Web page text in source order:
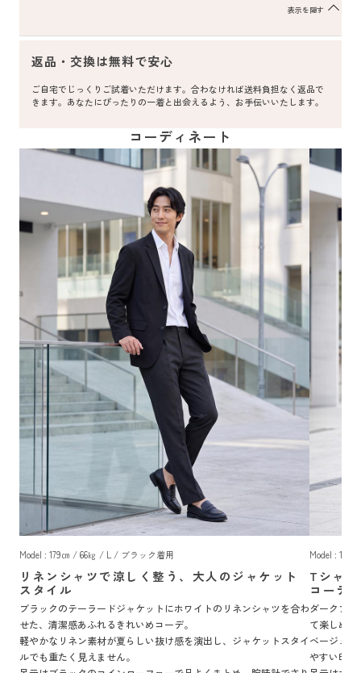
表示を隠す
返品・交換は無料で安心
ご自宅でじっくりご試着いただけます。合わなければ送料負担なく返品で
きます。あなたにぴったりの一着と出会えるよう、お手伝いいたします。
コーディネート
Model : 179㎝ / 66㎏ / L / ブラック着用
リネンシャツで涼しく整う、大人のジャケット
スタイル
ブラックのテーラードジャケットにホワイトのリネンシャツを合わ
せた、清潔感あふれるきれいめコーデ。
軽やかなリネン素材が夏らしい抜け感を演出し、ジャケットスタイ
ルでも重たく見えません。
Model : 179
Tシャ
コーデ
ダークブ
て楽しめ
ベージュ
やすい印象